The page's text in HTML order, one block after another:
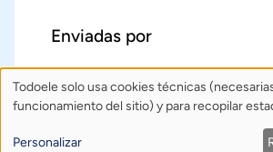
Enviadas por
Sobre TodoeleÍndice Publica
Política de privacidad
Uso
Todoele solo usa cookies técnicas
funcionamiento del sitio) y para recopilar
Personalizar